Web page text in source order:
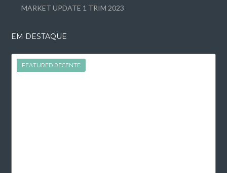
MARKET UPDATE 1 TRIM 2023
EM DESTAQUE
FEATURED
FEATURED RECENTE